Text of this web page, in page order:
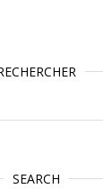
SEARCH